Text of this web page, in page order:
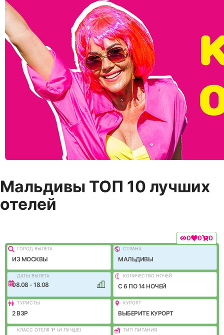
Мальдивы ТОП 10 лучших
отелей
0 0 0
ГОРОД ВЫЛEТА
ИЗ МОСКВЫ
СТРАНА
МАЛЬДИВЫ
ДАТЫ ВЫЛЕТА
08.08 - 18.08
КОЛИЧЕСТВО НОЧЕЙ
C 6 ПО 14 НОЧЕЙ
ТУРИСТЫ
2 ВЗР
КУРОРТ
ВЫБЕРИТЕ КУРОРТ
КЛАСС ОТЕЛЯ 1* (И ЛУЧШЕ) ТИП ПИТАНИЯ